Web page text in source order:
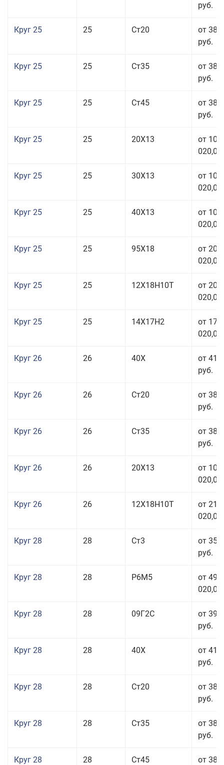
руб.
Круг 25 25 Ст20
от 38
руб.
Круг 25 25 Ст35
от 38
руб.
Круг 25 25 Ст45
от 38
руб.
Круг 25 25 20Х13
от 103
020,00
Круг 25 25 30Х13
от 103
020,00
Круг 25 25 40Х13
от 103
020,00
Круг 25 25 95Х18
от 208
020,00
Круг 25 25 12Х18Н10Т
от 208
020,00
Круг 25 25 14Х17Н2
от 179
020,00
Круг 26 26 40Х
от 41
руб.
Круг 26 26 Ст20
от 38
руб.
Круг 26 26 Ст35
от 38
руб.
Круг 26 26 20Х13
от 103
020,00
Круг 26 26 12Х18Н10Т
от 210
020,00
Круг 28 28 Ст3
от 35
руб.
Круг 28 28 Р6М5
от 499
020,00
Круг 28 28 09Г2С
от 39
руб.
Круг 28 28 40Х
от 41
руб.
Круг 28 28 Ст20
от 38
руб.
Круг 28 28 Ст35
от 38
руб.
Круг 28 28 Ст45
от 38